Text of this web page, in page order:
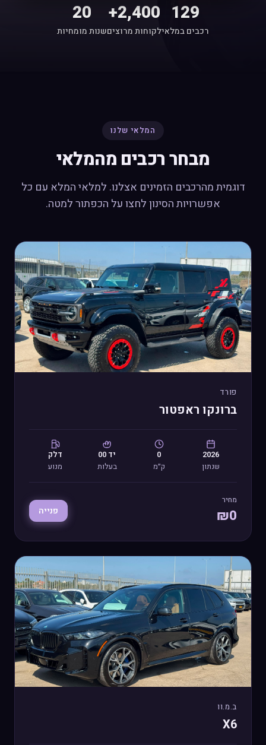
129
רכבים במלאי
2,400+
לקוחות מרוצים
20
שנות מומחיות
המלאי שלנו
מבחר רכבים מהמלאי
דוגמית מהרכבים הזמינים אצלנו. למלאי המלא עם כל
אפשרויות הסינון לחצו על הכפתור למטה.
פורד
ברונקו ראפטור
2026
שנתון
0
ק״מ
יד 00
בעלות
דלק
מנוע
מחיר
₪0 פנייה
ב.מ.וו
X6